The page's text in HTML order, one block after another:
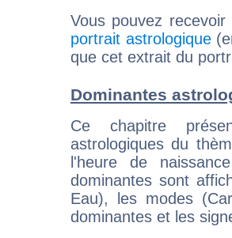
Vous pouvez
portrait astrologique
que cet extrait du
Dominantes
Ce chapitre
astrologiques du
l'heure de
dominantes sont
Eau), les modes
dominantes et les